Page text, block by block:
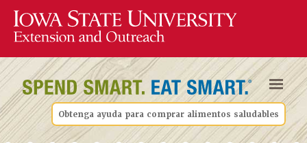
Obtenga ayuda para comprar alimentos saludables